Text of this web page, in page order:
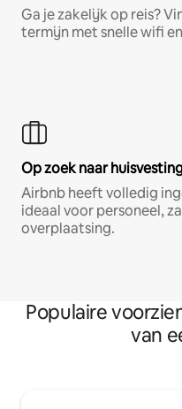
Ga je zakelijk op reis?
termijn met snelle wifi
Op zoek naar
Airbnb heeft volledig
ideaal voor personeel,
overplaatsing.
Populaire
van